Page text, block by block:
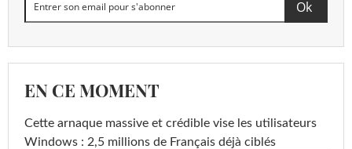
EN CE MOMENT
Cette arnaque massive et crédible vise les utilisateurs
Windows : 2,5 millions de Français déjà ciblés